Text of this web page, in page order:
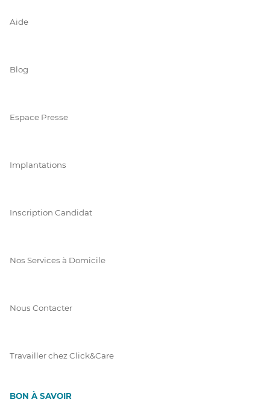
Aide
Blog
Espace Presse
Implantations
Inscription Candidat
Nos Services à Domicile
Nous Contacter
Travailler chez Click&Care
BON À SAVOIR